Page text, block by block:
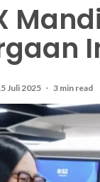
Juli 2025 3 min read